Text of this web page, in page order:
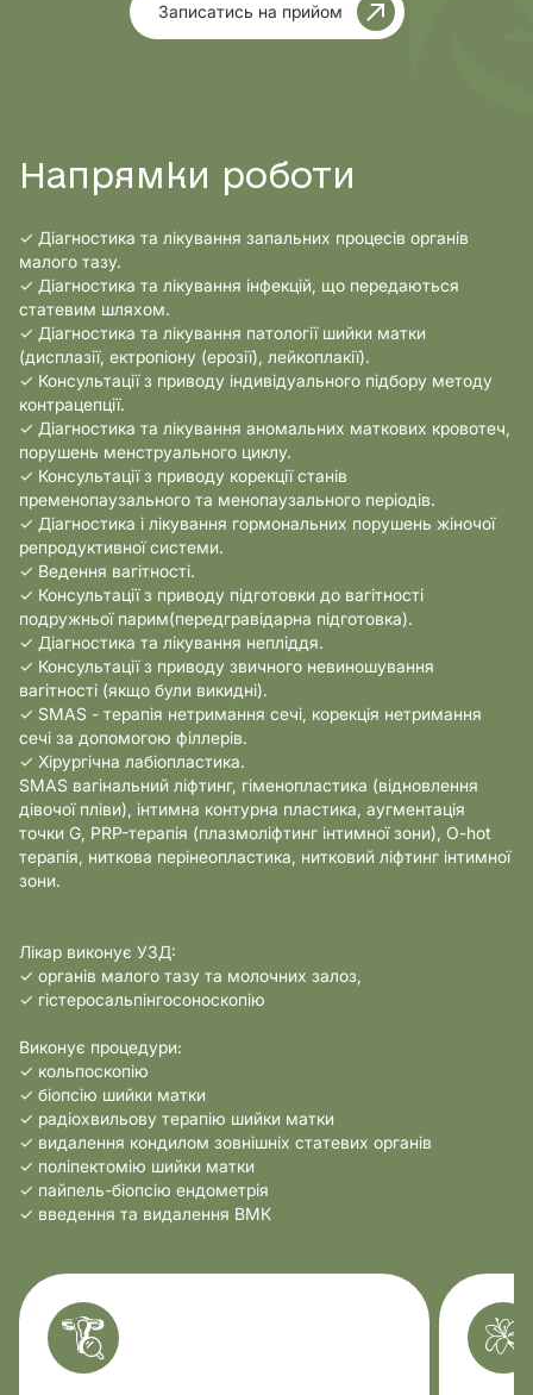
Записатись на прийом
Напрямки роботи
✓ Діагностика та лікування запальних процесів органів
малого тазу.
✓ Діагностика та лікування інфекцій, що передаються
статевим шляхом.
✓ Діагностика та лікування патології шийки матки
(дисплазії, ектропіону (ерозії), лейкоплакії).
✓ Консультації з приводу індивідуального підбору методу
контрацепції.
✓ Діагностика та лікування аномальних маткових кровотеч,
порушень менструального циклу.
✓ Консультації з приводу корекції станів
пременопаузального та менопаузального періодів.
✓ Діагностика і лікування гормональних порушень жіночої
репродуктивної системи.
✓ Ведення вагітності.
✓ Консультації з приводу підготовки до вагітності
подружньої парим(передгравідарна підготовка).
✓ Діагностика та лікування непліддя.
✓ Консультації з приводу звичного невиношування
вагітності (якщо були викидні).
✓ SMAS - терапія нетримання сечі, корекція нетримання
сечі за допомогою філлерів.
✓ Хірургічна лабіопластика.
SMAS вагінальний ліфтинг, гіменопластика (відновлення
дівочої пліви), інтимна контурна пластика, аугментація
точки G, PRP-терапія (плазмоліфтинг інтимної зони), O-hot
терапія, ниткова перінеопластика, нитковий ліфтинг інтимної
зони.
Лікар виконує УЗД:
✓ органів малого тазу та молочних залоз,
✓ гістеросальпінгосоноскопію
Виконує процедури:
✓ кольпоскопію
✓ біопсію шийки матки
✓ радіохвильову терапію шийки матки
✓ видалення кондилом зовнішніх статевих органів
✓ поліпектомію шийки матки
✓ пайпель-біопсію ендометрія
✓ введення та видалення ВМК